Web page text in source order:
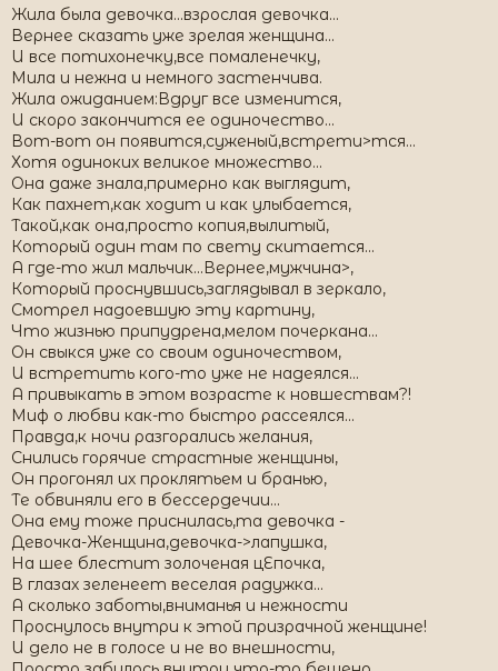
Жила была девочка...взрослая девочка...
Вернее сказать уже зрелая женщина...
И все потихонечку,все помаленечку,
Мила и нежна и немного застенчива.
Жила ожиданием:Вдруг все изменится,
И скоро закончится ее одиночество...
Вот-вот он появится,суженый,встрети>тся...
Хотя одиноких великое множество...
Она даже знала,примерно как выглядит,
Как пахнет,как ходит и как улыбается,
Такой,как она,просто копия,вылитый,
Который один там по свету скитается...
А где-то жил мальчик...Вернее,мужчина>,
Который проснувшись,заглядывал в зеркало,
Смотрел надоевшую эту картину,
Что жизнью припудрена,мелом почеркана...
Он свыкся уже со своим одиночеством,
И встретить кого-то уже не надеялся...
А привыкать в этом возрасте к новшествам?!
Миф о любви как-то быстро рассеялся...
Правда,к ночи разгорались желания,
Снились горячие страстные женщины,
Он прогонял их проклятьем и бранью,
Те обвиняли его в бессердечии...
Она ему тоже приснилась,та девочка -
Девочка-Женщина,девочка->лапушка,
На шее блестит золоченая цЕпочка,
В глазах зеленеет веселая радужка...
А сколько заботы,вниманья и нежности
Проснулось внутри к этой призрачной женщине!
И дело не в голосе и не во внешности,